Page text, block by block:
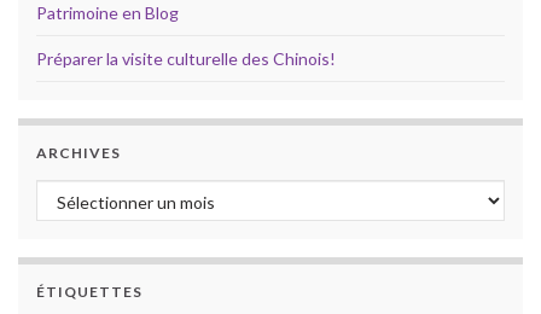
Patrimoine en Blog
Préparer la visite culturelle des Chinois!
ARCHIVES
Archives
ÉTIQUETTES